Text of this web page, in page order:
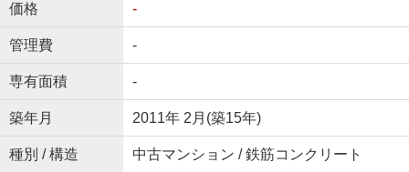
価格 -
管理費 -
専有面積 -
築年月 2011年 2月(築15年)
種別 / 構造 中古マンション / 鉄筋コンクリート